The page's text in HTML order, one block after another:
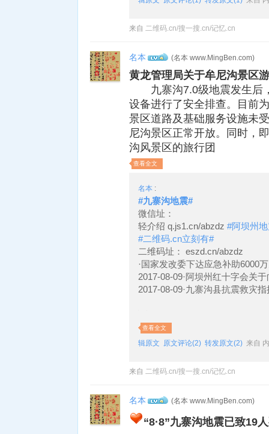
来自 二维码.cn/搜一搜.cn/记忆.cn
名本 4
(名本 www.MingBen.com)
黄龙管理局关于牟尼沟景区
九寨沟7.0级地震发生后
设备进行了安全排查。目前
景区道路及基础服务设施未
尼沟景区正常开放。同时，
沟风景区的旅行团
查看全文
名本 :
#九寨沟地震#
微信址：
轻介绍 q.js1.cn/abzdz #阿坝州
#二维码.cn立刻有#
二维码址： eszd.cn/abzdz
·国家发改委下达应急补助6000
2017-08-09·阿坝州红十字会关
2017-08-09·九寨沟县抗震救灾
查看全文
辑原文 原文评论(2) 转发原文(2) 来自
来自 二维码.cn/搜一搜.cn/记忆.cn
名本 4
(名本 www.MingBen.com)
“8·8”九寨沟地震已致19